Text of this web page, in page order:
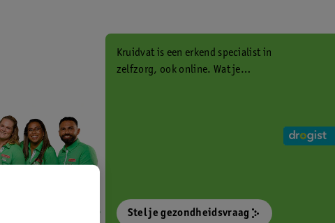
Kruidvat is een erkend specialist in
zelfzorg, ook online. Wat je
Stel je gezondheidsvraag